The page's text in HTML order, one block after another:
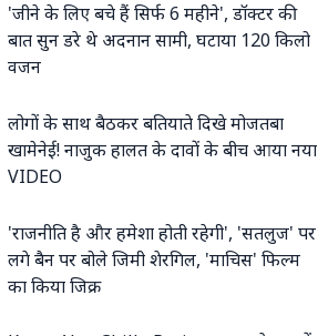
'जीने के लिए बचे हैं सिर्फ 6 महीने', डॉक्टर की
बात सुन डरे थे अदनान सामी, घटाया 120 किलो
वजन
लोगों के साथ बैठकर बतियाते दिखे मोजतबा
खामेनेई! नाजुक हालत के दावों के बीच आया नया
VIDEO
'राजनीति है और हमेशा होती रहेगी', 'सतलुज' पर
लगे बैन पर बोले जिमी शेरगिल, 'माचिस' फिल्म
का किया जिक्र